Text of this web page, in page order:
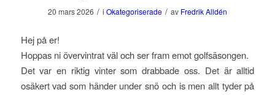
20 mars 2026 / i Okategoriserade / av Fredrik Alldén
Hej på er!
Hoppas ni övervintrat väl och ser fram emot golfsäsongen.
Det var en riktig vinter som drabbade oss. Det är alltid
osäkert vad som händer under snö och is men allt tyder på